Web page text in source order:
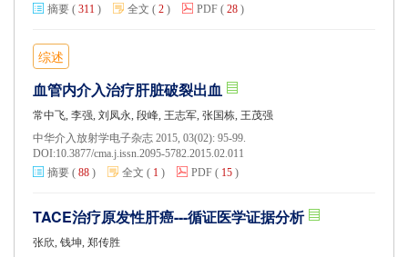
摘要 ( 311 ) 全文 ( 2 ) PDF ( 28 )
综述
血管内介入治疗肝脏破裂出血
常中飞, 李强, 刘凤永, 段峰, 王志军, 张国栋, 王茂强
中华介入放射学电子杂志 2015, 03(02): 95-99.
DOI:10.3877/cma.j.issn.2095-5782.2015.02.011
摘要 ( 88 ) 全文 ( 1 ) PDF ( 15 )
TACE治疗原发性肝癌---循证医学证据分析
张欣, 钱坤, 郑传胜